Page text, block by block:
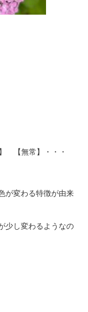
【無常】・・・
が変わる特徴が由来
少し変わるようなの